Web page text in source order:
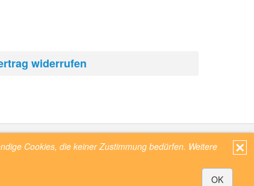
✕
Cookies, die keiner Zustimmung bedürfen. Weitere
OK
widerrufen
© 2023 didgeridoos.eu